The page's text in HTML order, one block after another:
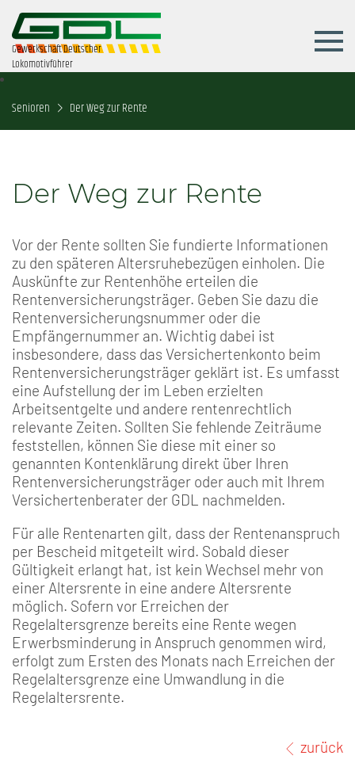
Gewerkschaft Deutscher
Lokomotivführer
Senioren Der Weg zur Rente
Der Weg zur Rente
Vor der Rente sollten Sie fundierte Informationen
zu den späteren Altersruhebezügen einholen. Die
Auskünfte zur Rentenhöhe erteilen die
Rentenversicherungsträger. Geben Sie dazu die
Rentenversicherungsnummer oder die
Empfängernummer an. Wichtig dabei ist
insbesondere, dass das Versichertenkonto beim
Rentenversicherungsträger geklärt ist. Es umfasst
eine Aufstellung der im Leben erzielten
Arbeitsentgelte und andere rentenrechtlich
relevante Zeiten. Sollten Sie fehlende Zeiträume
feststellen, können Sie diese mit einer so
genannten Kontenklärung direkt über Ihren
Rentenversicherungsträger oder auch mit Ihrem
Versichertenberater der GDL nachmelden.
Für alle Rentenarten gilt, dass der Rentenanspruch
per Bescheid mitgeteilt wird. Sobald dieser
Gültigkeit erlangt hat, ist kein Wechsel mehr von
einer Altersrente in eine andere Altersrente
möglich. Sofern vor Erreichen der
Regelaltersgrenze bereits eine Rente wegen
Erwerbsminderung in Anspruch genommen wird,
erfolgt zum Ersten des Monats nach Erreichen der
Regelaltersgrenze eine Umwandlung in die
Regelaltersrente.
zurück